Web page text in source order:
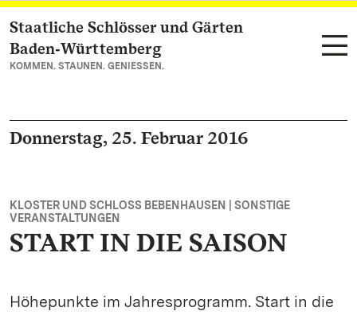
Zum Hauptinhalt springen
Staatliche Schlösser und Gärten
Baden‑Württemberg
KOMMEN. STAUNEN. GENIESSEN.
Donnerstag, 25. Februar 2016
KLOSTER UND SCHLOSS BEBENHAUSEN | SONSTIGE
VERANSTALTUNGEN
START IN DIE SAISON
Höhepunkte im Jahresprogramm. Start in die